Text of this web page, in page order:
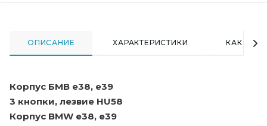
ОПИСАНИЕ ХАРАКТЕРИСТИКИ КАК
Корпус БМВ е38, е39
3 кнопки, лезвие HU58
Корпус BMW е38, е39